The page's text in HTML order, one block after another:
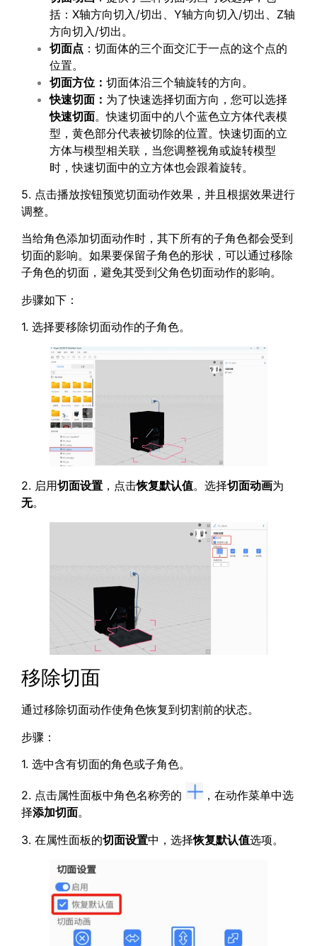
括：X轴方向切入/切出、Y轴方向切入/切出、Z轴
方向切入/切出。
切面点 ：切面体的三个面交汇于一点的这个点的
位置。
切面方位： 切面体沿三个轴旋转的方向。
快速切面： 为了快速选择切面方向，您可以选择
快速切面。快速切面中的八个蓝色立方体代表模
型，黄色部分代表被切除的位置。快速切面的立
方体与模型相关联，当您调整视角或旋转模型
时，快速切面中的立方体也会跟着旋转。
5. 点击播放按钮预览切面动作效果，并且根据效果进行
调整。
当给角色添加切面动作时，其下所有的子角色都会受到
切面的影响。如果要保留子角色的形状，可以通过移除
子角色的切面，避免其受到父角色切面动作的影响。
步骤如下：
1. 选择要移除切面动作的子角色。
2. 启用切面设置 ，点击恢复默认值。选择切面动画为
无。
移除切面
通过移除切面动作使角色恢复到切割前的状态。
步骤：
1. 选中含有切面的角色或子角色。
2. 点击属性面板中角色名称旁的
，在动作菜单中选
择添加切面。
3. 在属性面板的切面设置中，选择恢复默认值选项。